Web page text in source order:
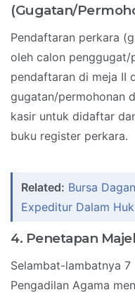
(Gugatan/
Pendaftaran perkara
oleh calon penggugat/
pendaftaran di meja II
gugatan/permohonan
kasir untuk didaftar
buku register perkara.
Related: Bursa
Expeditur Dalam
4. Penetapan
Selambat-lambatnya
Pengadilan Agama